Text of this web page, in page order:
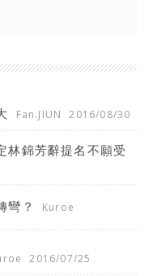
Fan.JIUN 2016/08/30
林錦芳辭提名不願受
彎？
Kuroe
2016/07/25